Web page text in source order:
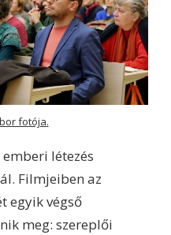
fotója.
létezés
Filmjeiben az
egyik végső
meg: szereplői